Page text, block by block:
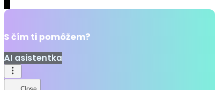
S čím ti pomôžem?
AI asistentka